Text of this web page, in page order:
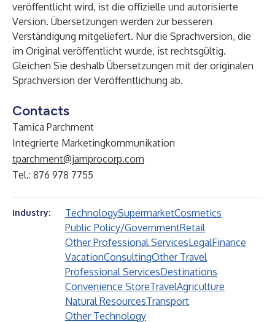
veröffentlicht wird, ist die offizielle und autorisierte
Version. Übersetzungen werden zur besseren
Verständigung mitgeliefert. Nur die Sprachversion, die
im Original veröffentlicht wurde, ist rechtsgültig.
Gleichen Sie deshalb Übersetzungen mit der originalen
Sprachversion der Veröffentlichung ab.
Contacts
Tamica Parchment
Integrierte Marketingkommunikation
tparchment@jamprocorp.com
Tel.: 876 978 7755
Industry: TechnologySupermarketCosmetics
Public Policy/GovernmentRetail
Other Professional ServicesLegalFinance
VacationConsultingOther Travel
Professional ServicesDestinations
Convenience StoreTravelAgriculture
Natural ResourcesTransport
Other Technology